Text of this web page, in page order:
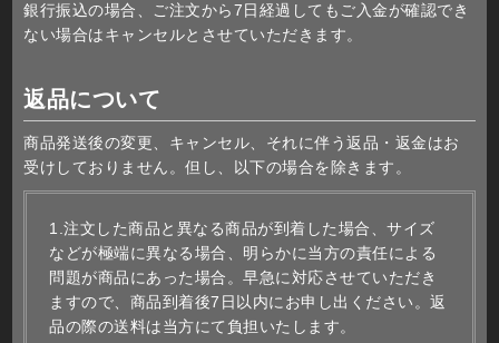
銀行振込の場合、ご注文から7日経過してもご入金が確認でき
ない場合はキャンセルとさせていただきます。
返品について
商品発送後の変更、キャンセル、それに伴う返品・返金はお
受けしておりません。但し、以下の場合を除きます。
1.注文した商品と異なる商品が到着した場合、サイズ
などが極端に異なる場合、明らかに当方の責任による
問題が商品にあった場合。早急に対応させていただき
ますので、商品到着後7日以内にお申し出ください。返
品の際の送料は当方にて負担いたします。